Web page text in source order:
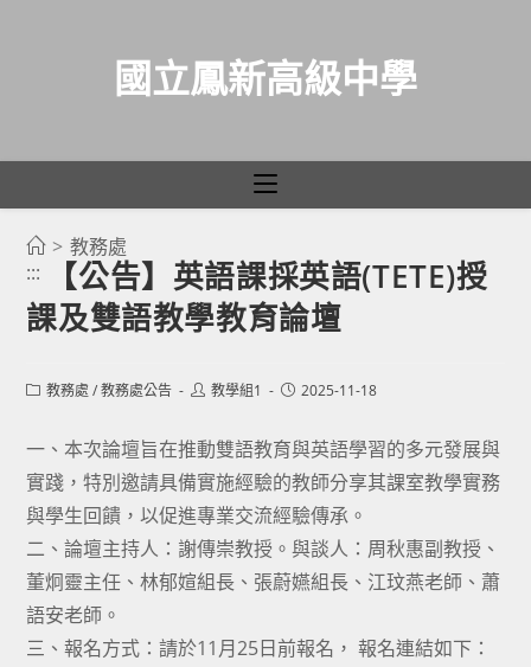
國立鳳新高級中學
> 教務處
:::
【公告】英語課採英語(TETE)授
課及雙語教學教育論壇
Post教務處 / 教務處公告
Post教學組1
Post2025-11-18
一、本次論壇旨在推動雙語教育與英語學習的多元發展與
實踐，特別邀請具備實施經驗的教師分享其課室教學實務
與學生回饋，以促進專業交流經驗傳承。
二、論壇主持人：謝傳崇教授。與談人：周秋惠副教授、
董炯靈主任、林郁媗組長、張蔚嬿組長、江玟燕老師、蕭
語安老師。
三、報名方式：請於11月25日前報名， 報名連結如下：